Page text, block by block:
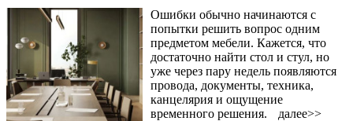
Ошибки обычно начинаются с
попытки решить вопрос одним
предметом мебели. Кажется, что
достаточно найти стол и стул, но
уже через пару недель появляются
провода, документы, техника,
канцелярия и ощущение
временного решения.
далее>>